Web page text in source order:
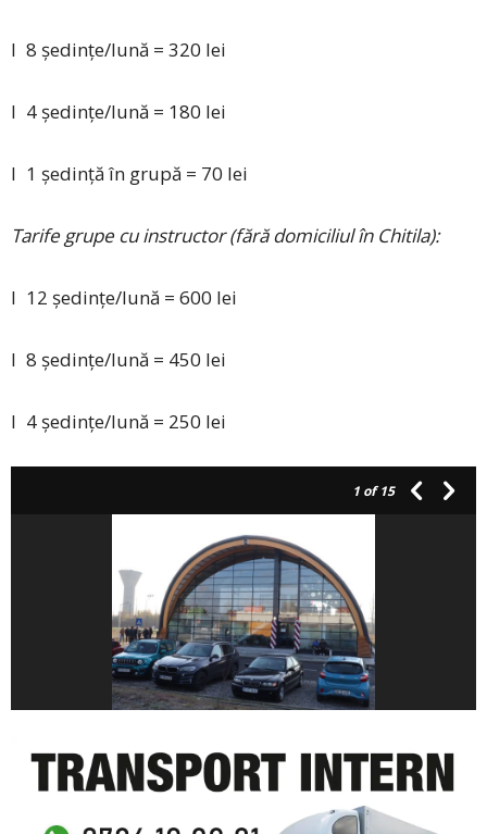
l 8 ședințe/lună = 320 lei
l 4 ședințe/lună = 180 lei
l 1 ședință în grupă = 70 lei
Tarife grupe cu instructor (fără domiciliul în Chitila):
l 12 ședințe/lună = 600 lei
l 8 ședințe/lună = 450 lei
l 4 ședințe/lună = 250 lei
1 of 15